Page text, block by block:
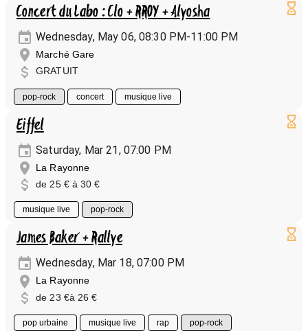
Concert du Labo : Clo + RROY + Alyosha
Wednesday, May 06, 08:30 PM-11:00 PM
Marché Gare
GRATUIT
pop-rock concert musique live
Eiffel
Saturday, Mar 21, 07:00 PM
La Rayonne
de 25 € à 30 €
musique live pop-rock
James Baker + Rallye
Wednesday, Mar 18, 07:00 PM
La Rayonne
de 23 €à 26 €
pop urbaine musique live rap pop-rock